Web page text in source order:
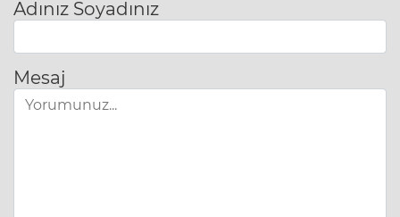
Adınız Soyadınız
Mesaj